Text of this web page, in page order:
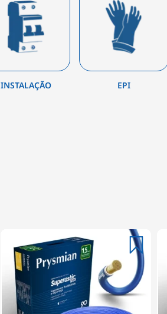
INSTALAÇÃO EPI